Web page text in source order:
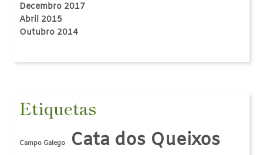
Decembro 2017
Abril 2015
Outubro 2014
Etiquetas
Campo Galego Cata dos Queixos